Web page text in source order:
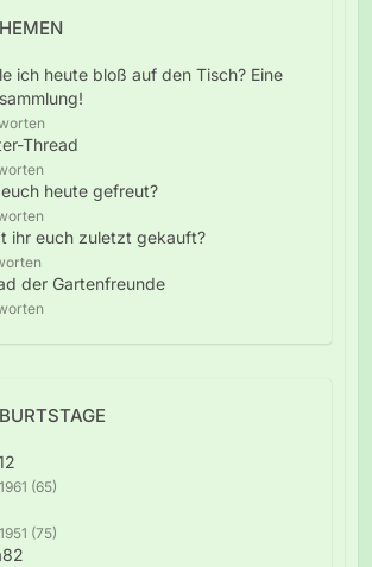
ich heute bloß auf den Tisch? Eine
Thread
heute gefreut?
ihr euch zuletzt gekauft?
der Gartenfreunde
(65)
(75)